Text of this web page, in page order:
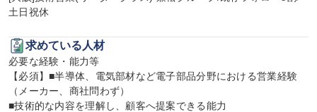
土日祝休
求めている人材
必要な経験・能力等
【必須】■半導体、電気部材など電子部品分野における営業経験
（メーカー、商社問わず）
■技術的な内容を理解し、顧客へ提案できる能力